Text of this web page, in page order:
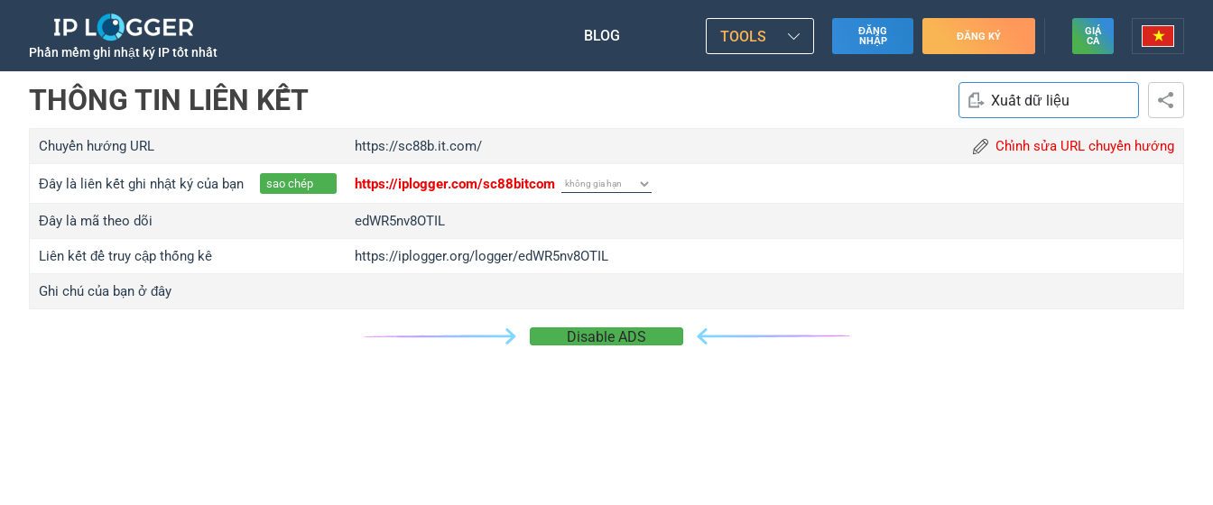
Phần mềm ghi nhật ký IP tốt nhất
BLOG TOOLS
ĐĂNG
NHẬP
ĐĂNG KÝ
GIÁ
CẢ
THÔNG TIN LIÊN KẾT Xuất dữ liệu
Chuyển hướng URL https://sc88b.it.com/ Chỉnh sửa URL chuyển hướng
Đây là liên kết ghi nhật ký của bạn sao chép https://iplogger.com/sc88bitcom
Đây là mã theo dõi edWR5nv8OTIL
Liên kết để truy cập thống kê https://iplogger.org/logger/edWR5nv8OTIL
Ghi chú của bạn ở đây
Disable ADS